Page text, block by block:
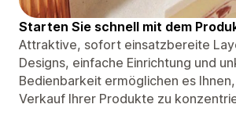
Starten Sie schnell mit dem
Attraktive, sofort einsatzbereite
Designs, einfache Einrichtung und
Bedienbarkeit ermöglichen es
Verkauf Ihrer Produkte zu